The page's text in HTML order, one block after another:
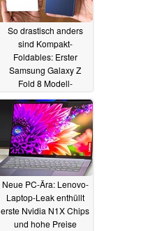
So drastisch anders
sind Kompakt-
Foldables: Erster
Samsung Galaxy Z
Fold 8 Modell-
Vergleich31.05.2026
Neue PC-Ära: Lenovo-
Laptop-Leak enthüllt
erste Nvidia N1X Chips
und hohe Preise